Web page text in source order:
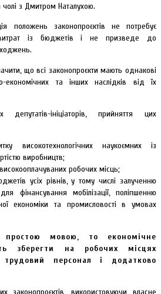
чолі з Дмитром Наталухою.
положень законопроєктів не потребує
із бюджетів і не призведе до
що всі законопроєкти мають однакові
економічних та інших наслідків від їх
ініціаторів, прийняття цих
високотехнологічних наукоємних із
виробництв;
робочих місць;
усіх рівнів, у тому числі залученню
фінансування мобілізації, поліпшенню
економіки та промисловості в умовах
простою мовою, то економічне
зберегти на робочих місцях
трудовий персонал і додатково
законопроєктів, використовуючи власне